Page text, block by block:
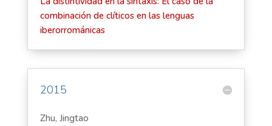
combinación de clíticos en las lenguas
iberorrománicas
2015
Zhu, Jingtao